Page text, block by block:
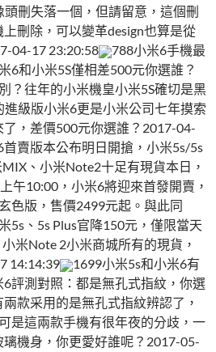
刪失落一個，但請留意，這個刪
刪除，可以變革design也算是從
04-17 23:20:58
788小米6手機最
6和小米5S僅相差500元你選誰？
？往年的小米機皇小米5S確切是黑
級版小米6更是小米公司七年摸索
，差價500元你選誰？2017-04-
首賣版本公布明日開搶，小米5s/5s
、小米Note2十足有現貨本日，
午10:00，小米6將迎來首發開賣，
色版，售價2499元起。與此同
5s、5s Plus官降150元，僅限當天
米Note 2小米商城所有的現貨，
14:14:39
1699小米5s和小米6有
評測對照：都是無孔式指紋，你選
款采用的是無孔式指紋辨認了，
是這兩款手機有很年夜的分歧，一
機身，你更愛好誰呢？2017-05-